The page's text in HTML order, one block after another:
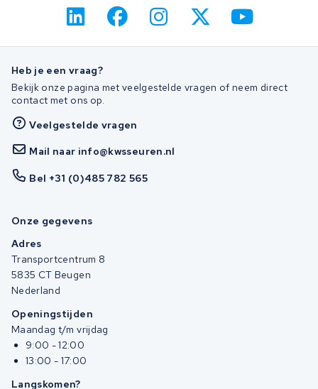
Heb je een vraag?
Bekijk onze pagina met veelgestelde vragen of neem direct
contact met ons op.
Veelgestelde vragen
Mail naar info@kwsseuren.nl
Bel +31 (0)485 782 565
Onze gegevens
Adres
Transportcentrum 8
5835 CT Beugen
Nederland
Openingstijden
Maandag t/m vrijdag
9:00 - 12:00
13:00 - 17:00
Langskomen?